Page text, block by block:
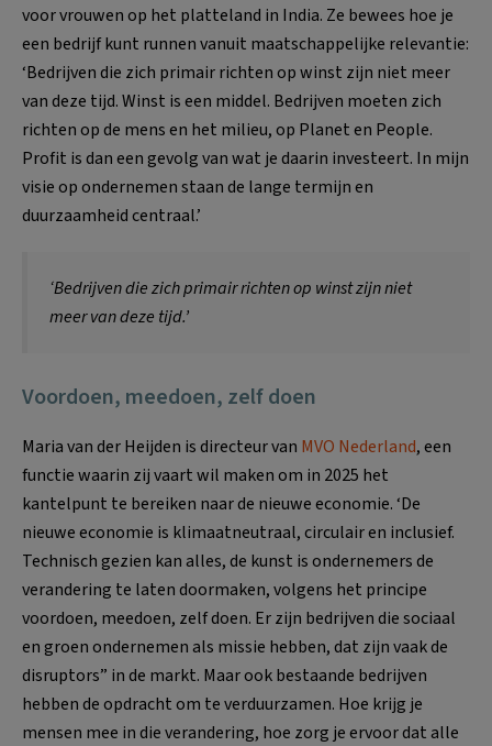
voor vrouwen op het platteland in India. Ze bewees hoe je
een bedrijf kunt runnen vanuit maatschappelijke relevantie:
‘Bedrijven die zich primair richten op winst zijn niet meer
van deze tijd. Winst is een middel. Bedrijven moeten zich
richten op de mens en het milieu, op Planet en People.
Profit is dan een gevolg van wat je daarin investeert. In mijn
visie op ondernemen staan de lange termijn en
duurzaamheid centraal.’
‘Bedrijven die zich primair richten op winst zijn niet
meer van deze tijd.’
Voordoen, meedoen, zelf doen
Maria van der Heijden is directeur van MVO Nederland, een
functie waarin zij vaart wil maken om in 2025 het
kantelpunt te bereiken naar de nieuwe economie. ‘De
nieuwe economie is klimaatneutraal, circulair en inclusief.
Technisch gezien kan alles, de kunst is ondernemers de
verandering te laten doormaken, volgens het principe
voordoen, meedoen, zelf doen. Er zijn bedrijven die sociaal
en groen ondernemen als missie hebben, dat zijn vaak de
disruptors” in de markt. Maar ook bestaande bedrijven
hebben de opdracht om te verduurzamen. Hoe krijg je
mensen mee in die verandering, hoe zorg je ervoor dat alle